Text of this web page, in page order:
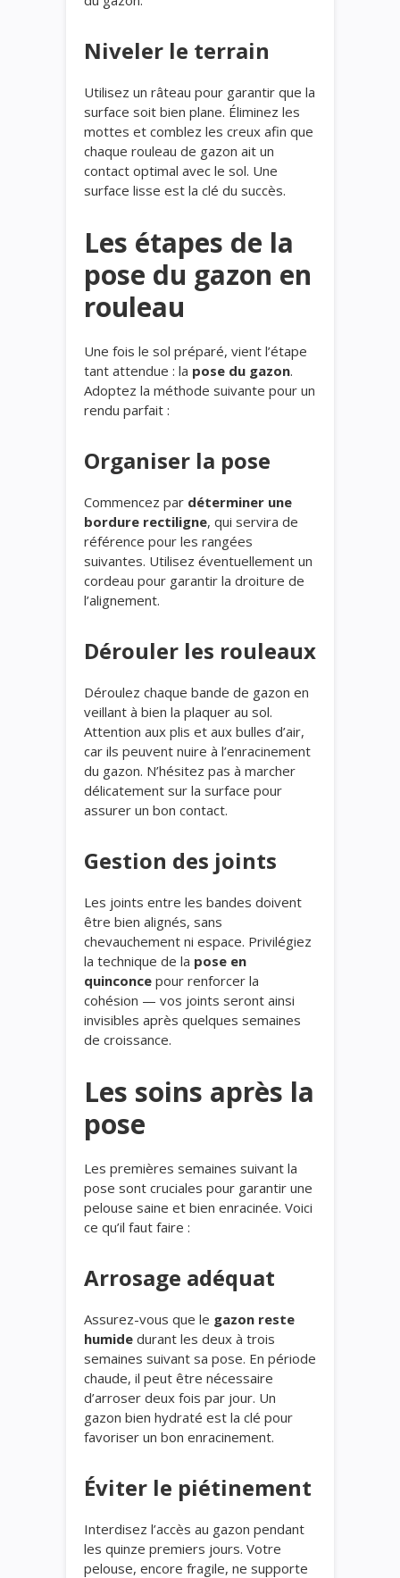
Niveler le terrain
Utilisez un râteau pour garantir que la
surface soit bien plane. Éliminez les
mottes et comblez les creux afin que
chaque rouleau de gazon ait un
contact optimal avec le sol. Une
surface lisse est la clé du succès.
Les étapes de la
pose du gazon en
rouleau
Une fois le sol préparé, vient l’étape
tant attendue : la pose du gazon.
Adoptez la méthode suivante pour un
rendu parfait :
Organiser la pose
Commencez par déterminer une
bordure rectiligne, qui servira de
référence pour les rangées
suivantes. Utilisez éventuellement un
cordeau pour garantir la droiture de
l’alignement.
Dérouler les rouleaux
Déroulez chaque bande de gazon en
veillant à bien la plaquer au sol.
Attention aux plis et aux bulles d’air,
car ils peuvent nuire à l’enracinement
du gazon. N’hésitez pas à marcher
délicatement sur la surface pour
assurer un bon contact.
Gestion des joints
Les joints entre les bandes doivent
être bien alignés, sans
chevauchement ni espace. Privilégiez
la technique de la pose en
quinconce pour renforcer la
cohésion — vos joints seront ainsi
invisibles après quelques semaines
de croissance.
Les soins après la
pose
Les premières semaines suivant la
pose sont cruciales pour garantir une
pelouse saine et bien enracinée. Voici
ce qu’il faut faire :
Arrosage adéquat
Assurez-vous que le gazon reste
humide durant les deux à trois
semaines suivant sa pose. En période
chaude, il peut être nécessaire
d’arroser deux fois par jour. Un
gazon bien hydraté est la clé pour
favoriser un bon enracinement.
Éviter le piétinement
Interdisez l’accès au gazon pendant
les quinze premiers jours. Votre
pelouse, encore fragile, ne supporte